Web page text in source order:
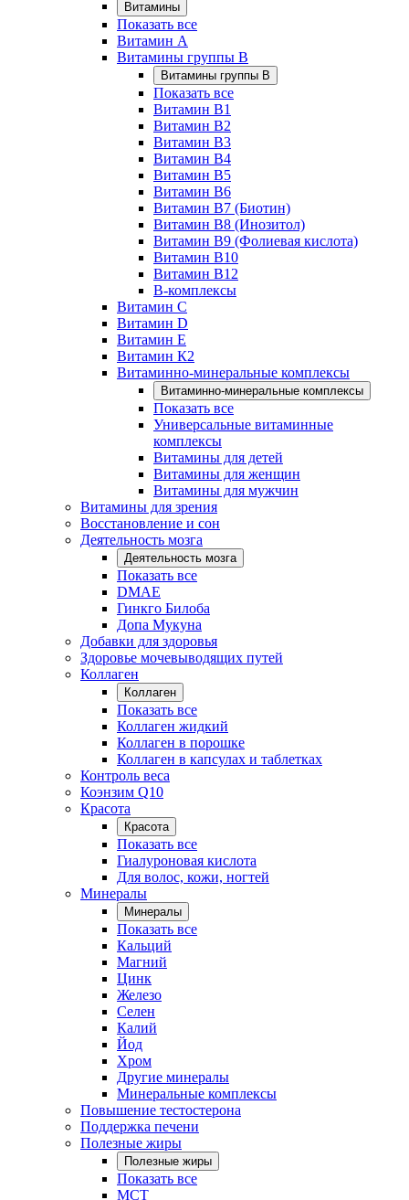
Витамины
Показать все
Витамин A
Витамины группы B
Витамины группы B
Показать все
Витамин B1
Витамин B2
Витамин B3
Витамин B4
Витамин B5
Витамин B6
Витамин B7 (Биотин)
Витамин B8 (Инозитол)
Витамин B9 (Фолиевая кислота)
Витамин B10
Витамин B12
B-комплексы
Витамин C
Витамин D
Витамин E
Витамин К2
Витаминно-минеральные комплексы
Витаминно-минеральные комплексы
Показать все
Универсальные витаминные
комплексы
Витамины для детей
Витамины для женщин
Витамины для мужчин
Витамины для зрения
Восстановление и сон
Деятельность мозга
Деятельность мозга
Показать все
DMAE
Гинкго Билоба
Допа Мукуна
Добавки для здоровья
Здоровье мочевыводящих путей
Коллаген
Коллаген
Показать все
Коллаген жидкий
Коллаген в порошке
Коллаген в капсулах и таблетках
Контроль веса
Коэнзим Q10
Красота
Красота
Показать все
Гиалуроновая кислота
Для волос, кожи, ногтей
Минералы
Минералы
Показать все
Кальций
Магний
Цинк
Железо
Селен
Калий
Йод
Хром
Другие минералы
Минеральные комплексы
Повышение тестостерона
Поддержка печени
Полезные жиры
Полезные жиры
Показать все
MCT